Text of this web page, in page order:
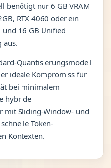
benötigt nur 6 GB VRAM
RTX 4060 oder ein
16 GB Unified
aus.
Quantisierungsmodell
ideale Kompromiss für
bei minimalem
hybride
mit Sliding-Window- und
Token-
Kontexten.